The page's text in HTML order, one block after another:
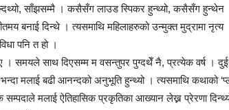
साँझसम्मै । कसैसँग लाउड स्पिकर हुन्थ्यो, कसैसँग हुन्थेन
बनाई दिन्थे । त्यसमाथि महिलाहरुको उन्मुक्त मुद्रामा
पनि त हो ।
। समयले साथ दिएसम्म म वसन्तुपर पुग्दथेँ नै, प्रत्येक वर्ष ।
मलाई बढी आनन्दको अनुभूति हुन्थ्यो । त्यसमाथि कथाको
सम्पदाले मलाई ऐतिहासिक प्रकृतिका आख्यान लेख्न प्रेरणा